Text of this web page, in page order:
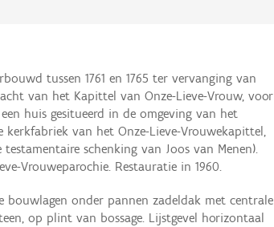
tussen 1761 en 1765 ter vervanging van
van het Kapittel van Onze-Lieve-Vrouw, voor
huis gesitueerd in de omgeving van het
kerkfabriek van het Onze-Lieve-Vrouwekapittel,
schenking van Joos van Menen).
Vrouweparochie. Restauratie in 1960.
bouwlagen onder pannen zadeldak met centrale
op plint van bossage. Lijstgevel horizontaal